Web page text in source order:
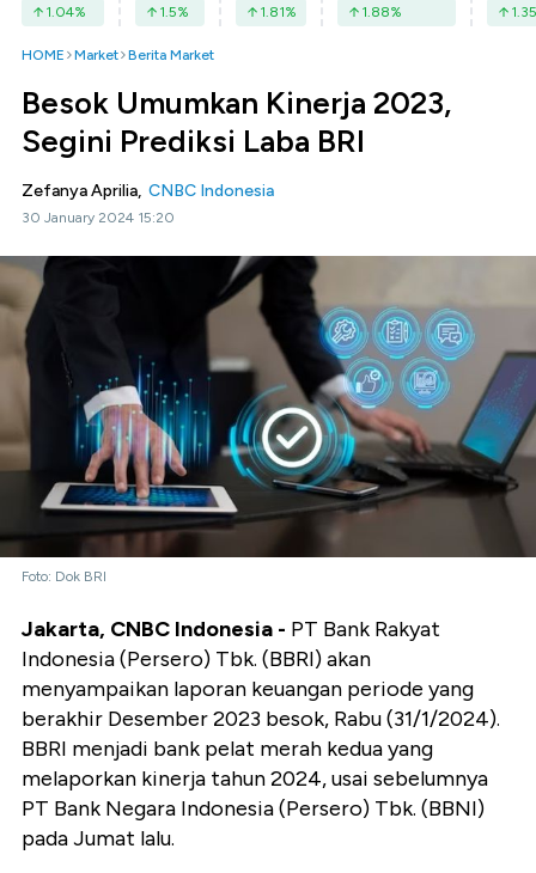
1.04% 1.5% 1.81% 1.88% 1.35
HOME Market Berita Market
Besok Umumkan Kinerja 2023,
Segini Prediksi Laba BRI
Zefanya Aprilia, CNBC Indonesia
30 January 2024 15:20
Foto: Dok BRI
Jakarta, CNBC Indonesia - PT Bank Rakyat
Indonesia (Persero) Tbk. (BBRI) akan
menyampaikan laporan keuangan periode yang
berakhir Desember 2023 besok, Rabu (31/1/2024).
BBRI menjadi bank pelat merah kedua yang
melaporkan kinerja tahun 2024, usai sebelumnya
PT Bank Negara Indonesia (Persero) Tbk. (BBNI)
pada Jumat lalu.